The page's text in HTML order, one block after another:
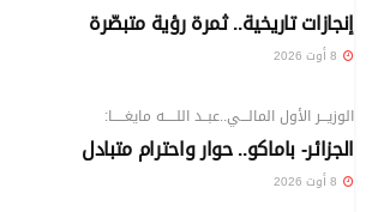
إنجازات تاريخية.. ثمرة رؤية متبصّرة
الوزيـــر الأول المالـــي..عبــد اللـــــه مايغـــــا:
الجزائر- باماكو.. حوار واحترام متبادل